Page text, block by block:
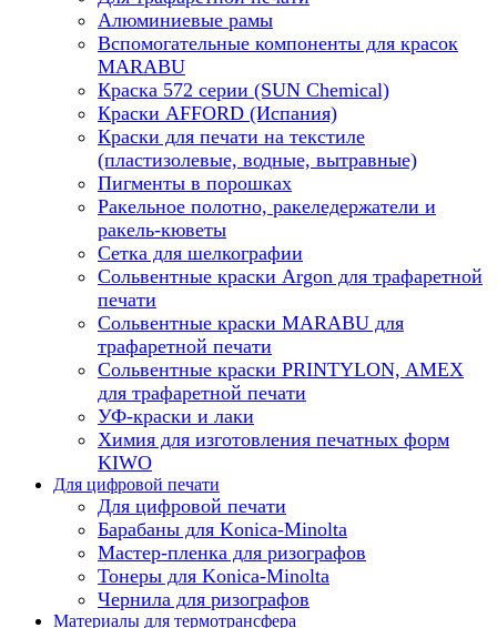
Алюминиевые рамы
Вспомогательные компоненты для красок
MARABU
Краска 572 серии (SUN Chemical)
Краски AFFORD (Испания)
Краски для печати на текстиле
(пластизолевые, водные, вытравные)
Пигменты в порошках
Ракельное полотно, ракеледержатели и
ракель-кюветы
Сетка для шелкографии
Сольвентные краски Argon для трафаретной
печати
Сольвентные краски MARABU для
трафаретной печати
Сольвентные краски PRINTYLON, AMEX
для трафаретной печати
УФ-краски и лаки
Химия для изготовления печатных форм
KIWO
Для цифровой печати
Для цифровой печати
Барабаны для Konica-Minolta
Мастер-пленка для ризографов
Тонеры для Konica-Minolta
Чернила для ризографов
Материалы для термотрансфера